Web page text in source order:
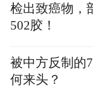
似，灯组内
玲珑又复古的
检出致癌物，
502胶！
被中方反制的
何来头？